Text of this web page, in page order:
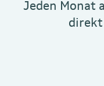
Jeden Monat
direkt